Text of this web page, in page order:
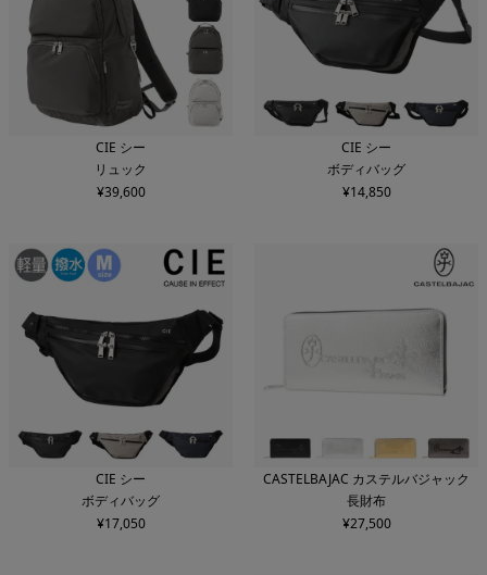
CIE シー
リュック
¥39,600
CIE シー
ボディバッグ
¥14,850
CIE シー
ボディバッグ
¥17,050
CASTELBAJAC カステルバジャック
長財布
¥27,500